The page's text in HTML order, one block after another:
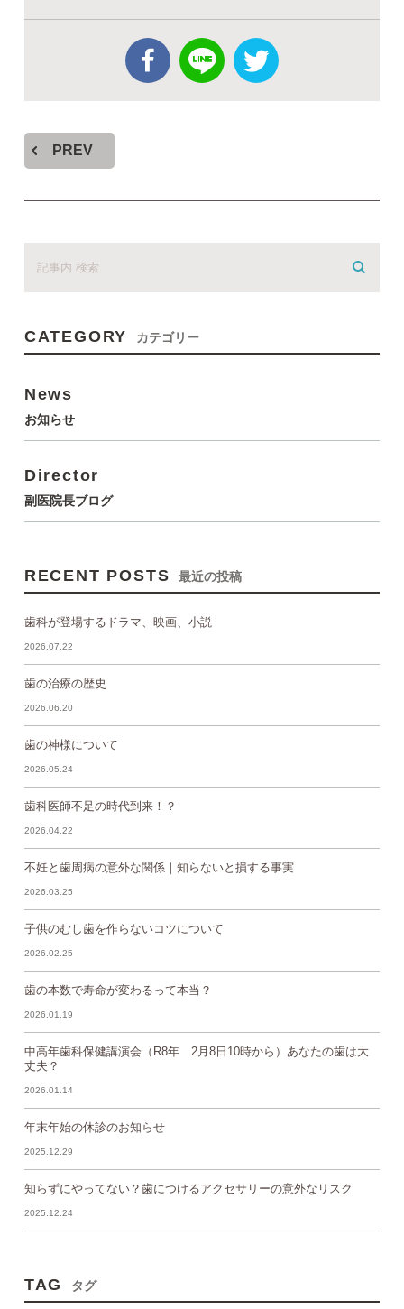
PREV
CATEGORY カテゴリー
News
お知らせ
Director
副医院長ブログ
RECENT POSTS 最近の投稿
歯科が登場するドラマ、映画、小説
2026.07.22
歯の治療の歴史
2026.06.20
歯の神様について
2026.05.24
歯科医師不足の時代到来！？
2026.04.22
不妊と歯周病の意外な関係｜知らないと損する事実
2026.03.25
子供のむし歯を作らないコツについて
2026.02.25
歯の本数で寿命が変わるって本当？
2026.01.19
中高年歯科保健講演会（R8年 2月8日10時から）あなたの歯は大
丈夫？
2026.01.14
年末年始の休診のお知らせ
2025.12.29
知らずにやってない？歯につけるアクセサリーの意外なリスク
2025.12.24
TAG タグ